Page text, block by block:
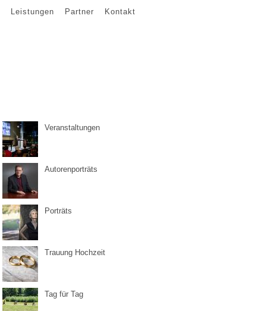
Leistungen Partner Kontakt
Veranstaltungen
Autorenporträts
Porträts
Trauung Hochzeit
Tag für Tag